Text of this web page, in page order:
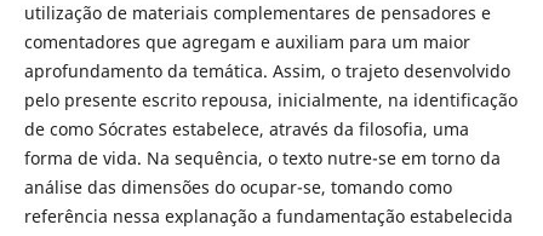
utilização de materiais complementares de pensadores e
comentadores que agregam e auxiliam para um maior
aprofundamento da temática. Assim, o trajeto desenvolvido
pelo presente escrito repousa, inicialmente, na identificação
de como Sócrates estabelece, através da filosofia, uma
forma de vida. Na sequência, o texto nutre-se em torno da
análise das dimensões do ocupar-se, tomando como
referência nessa explanação a fundamentação estabelecida